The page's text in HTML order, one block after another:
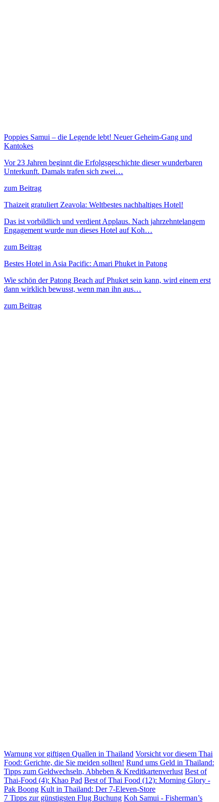
Poppies Samui – die Legende lebt! Neuer Geheim-Gang und
Kantokes
Vor 23 Jahren beginnt die Erfolgsgeschichte dieser wunderbaren
Unterkunft. Damals trafen sich zwei…
zum Beitrag
Thaizeit gratuliert Zeavola: Weltbestes nachhaltiges Hotel!
Das ist vorbildlich und verdient Applaus. Nach jahrzehntelangem
Engagement wurde nun dieses Hotel auf Koh…
zum Beitrag
Bestes Hotel in Asia Pacific: Amari Phuket in Patong
Wie schön der Patong Beach auf Phuket sein kann, wird einem erst
dann wirklich bewusst, wenn man ihn aus…
zum Beitrag
Warnung vor giftigen Quallen in Thailand Vorsicht vor diesem Thai
Food: Gerichte, die Sie meiden sollten! Rund ums Geld in Thailand:
Tipps zum Geldwechseln, Abheben & Kreditkartenverlust Best of
Thai-Food (4): Khao Pad Best of Thai Food (12): Morning Glory -
Pak Boong Kult in Thailand: Der 7-Eleven-Store
7 Tipps zur günstigsten Flug Buchung Koh Samui - Fisherman’s